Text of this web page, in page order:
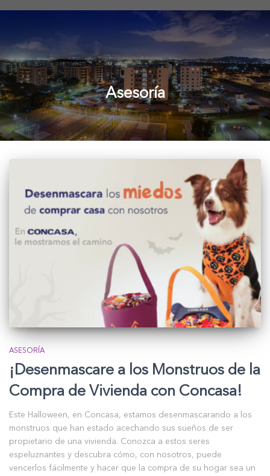
Asesoría
ASESORÍA
¡Desenmascare a los Monstruos de la
Compra de Vivienda con Concasa!
Este Halloween, en Concasa, estamos desenmascarando a los
monstruos que han estado acechando sus sueños de ser
propietario de una vivienda. Conozca a estos seres
espeluznantes y descubra cómo, con nosotros, puede
vencerlos fácilmente y hacer que la compra de su hogar sea un